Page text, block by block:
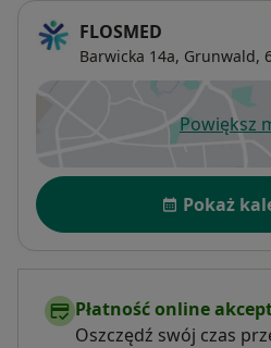
FLOSMED
Barwicka 14a, Grunwald,
Powiększ
Dostępność
Pokaż
Płatność online
Oszczędź swój czas